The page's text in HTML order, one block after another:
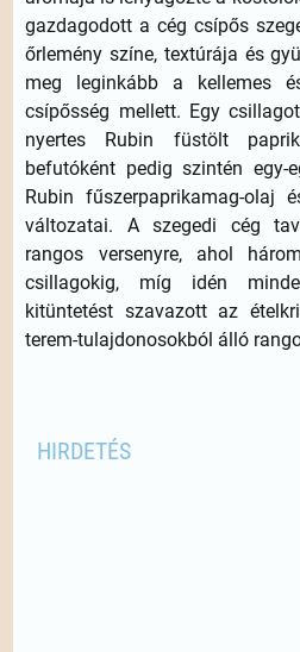
gazdagodott a cég csípős
őrlemény színe, textúrája és
meg leginkább a kellemes
csípősség mellett. Egy
nyertes Rubin füstölt
befutóként pedig szintén egy-
Rubin fűszerpaprikamag-olaj
változatai. A szegedi cég
rangos versenyre, ahol
csillagokig, míg idén
kitüntetést szavazott az
terem-tulajdonosokból álló
HIRDETÉS